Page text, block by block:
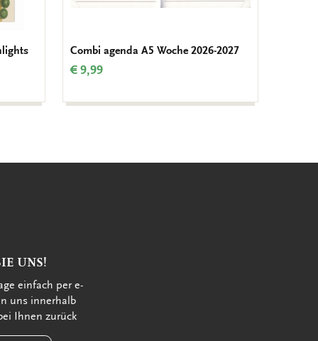
Combi agenda A5 Woche 2026-2027
€ 9,99
UNS!
einfach per e-
uns innerhalb
Ihnen zurück